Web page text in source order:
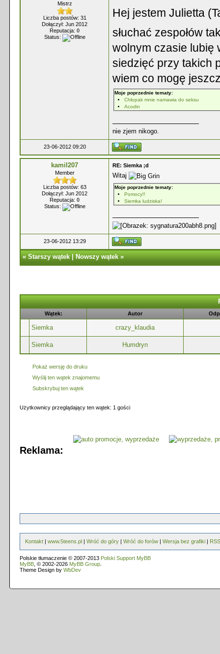
Mistrz
Liczba postów: 31
Dołączył: Jun 2012
Reputacja: 0
Status:
Hej jestem Julietta
słuchać zespołów
wolnym czasie lubię
siedzięć przy takich
wiem co mogę
Moje poprzednie tematy:
Chłopak mnie namawia do seksu
Acodin
nie zjem nikogo.
23-06-2012 09:20
kamil207
Member
Liczba postów: 63
Dołączył: Jun 2012
Reputacja: 0
Status:
RE: Siemka ;d
Witaj
Moje poprzednie tematy:
Pomocy!!
Siemka ludziska!
23-06-2012 13:29
«Starszy wątek|Nowszy wątek»
Wątek: Autor
Siemka crazy_klaudia
Siemka Humdryn
Pokaż wersję do druku
Wyślij ten wątek znajomemu
Subskrybuj ten wątek
Użytkownicy przeglądający ten wątek: 1 gości
Reklama:
Kontakt | www.5teens.pl | Wróć do góry | Wróć do forów | Wersja bez grafiki | RSS
Polskie tłumaczenie © 2007-2013 Polski Support MyBB
MyBB , © 2002-2026 MyBB Group
Theme Design by WbDev